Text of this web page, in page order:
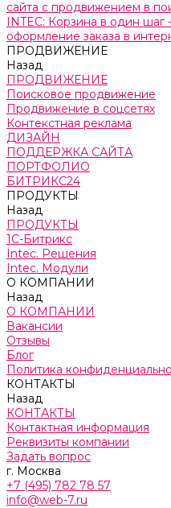
сайта с продвижением в
INTEC: Корзина в один шаг
оформление заказа в
ПРОДВИЖЕНИЕ
Назад
ПРОДВИЖЕНИЕ
Поисковое продвижение
Продвижение в соцсетях
Контекстная реклама
ДИЗАЙН
ПОДДЕРЖКА САЙТА
ПОРТФОЛИО
БИТРИКС24
ПРОДУКТЫ
Назад
ПРОДУКТЫ
1С-Битрикс
Intec. Решения
Intec. Модули
О КОМПАНИИ
Назад
О КОМПАНИИ
Вакансии
Отзывы
Блог
Политика
КОНТАКТЫ
Назад
КОНТАКТЫ
Контактная информация
Реквизиты компании
Задать вопрос
г. Москва
+7 (495) 782 78 57
info@web-7.ru